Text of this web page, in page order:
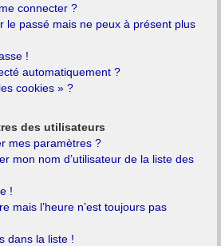
connecter ?
le passé mais ne peux à présent plus
!
automatiquement ?
cookies » ?
des utilisateurs
mes paramètres ?
mon nom d’utilisateur de la liste des
!
mais l’heure n’est toujours pas
dans la liste !